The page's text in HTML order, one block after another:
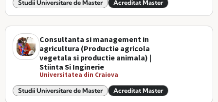
Studii Universitare de Master Acreditat Master
Consultanta si management in
agricultura (Productie agricola
vegetala si productie animala) |
Stiinta Si Inginerie
Universitatea din Craiova
Studii Universitare de Master Acreditat Master